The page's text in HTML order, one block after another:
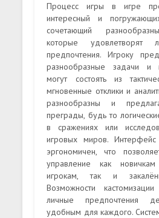
Процесс игры в игре
интересный и
сочетающий
которые удовлетворят
предпочтения. Игроку
разнообразные задачи и
могут состоять из
мгновенные отклики и
разнообразны и
преграды, будь то
в сражениях или
игровых миров.
эргономичен, что
управление как
игрокам, так и
Возможности
личные предпочтения
удобным для каждого.